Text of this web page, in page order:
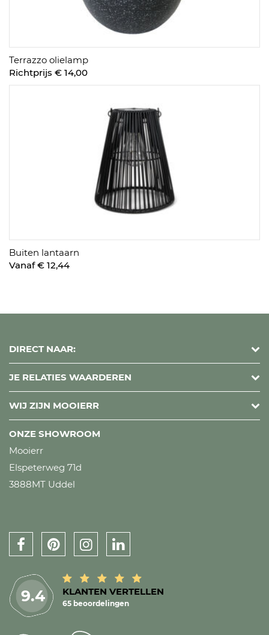
Terrazzo olielamp
Richtprijs € 14,00
Buiten lantaarn
Vanaf € 12,44
DIRECT NAAR:
JE RELATIES WAARDEREN
WIJ ZIJN MOOIERR
ONZE SHOWROOM
Mooierr
Elspeterweg 71d
3888MT Uddel
9.4 KLANTEN VERTELLEN
65 beoordelingen